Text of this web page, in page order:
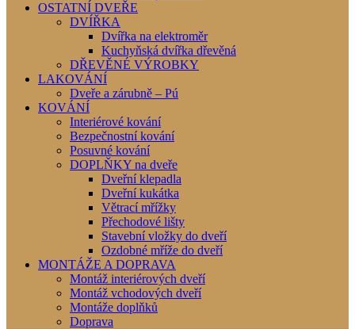
OSTATNÍ DVEŘE
DVÍŘKA
Dvířka na elektroměr
Kuchyňská dvířka dřevěná
DŘEVĚNÉ VÝROBKY
LAKOVÁNÍ
Dveře a zárubně – Pú
KOVÁNÍ
Interiérové kování
Bezpečnostní kování
Posuvné kování
DOPLŇKY na dveře
Dveřní klepadla
Dveřní kukátka
Větrací mřížky
Přechodové lišty
Stavební vložky do dveří
Ozdobné mříže do dveří
MONTÁŽE A DOPRAVA
Montáž interiérových dveří
Montáž vchodových dveří
Montáže doplňků
Doprava